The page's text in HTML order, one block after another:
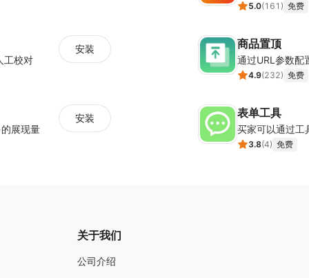
5.0(161 ) 免费
工校对
安装 商品置顶
通过URL参数配
4.9(232) 免费
展现量
安装 表单工具
买家可以通过工
3.8(4) 免费
关于我们
公司介绍